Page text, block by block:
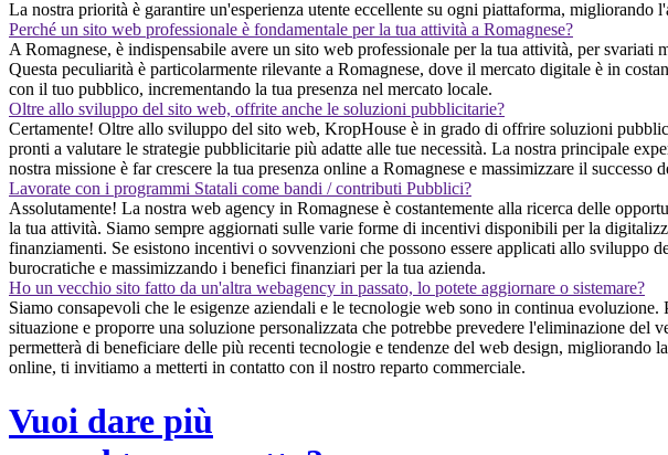
La nostra priorità è garantire un'esperienza utente eccellente su ogni piattaforma,
Perché un sito web professionale è fondamentale per la tua attività a Romagnese?
A Romagnese, è indispensabile avere un sito web professionale per la tua attività, per
Questa peculiarità è particolarmente rilevante a Romagnese, dove il mercato digitale è in
con il tuo pubblico, incrementando la tua presenza nel mercato locale.
Oltre allo sviluppo del sito web, offrite anche le soluzioni pubblicitarie?
Certamente! Oltre allo sviluppo del sito web, KropHouse è in grado di offrire soluzioni
pronti a valutare le strategie pubblicitarie più adatte alle tue necessità. La nostra principale
nostra missione è far crescere la tua presenza online a Romagnese e massimizzare il successo
Lavorate con i programmi Statali come bandi / contributi Pubblici?
Assolutamente! La nostra web agency in Romagnese è costantemente alla ricerca delle
la tua attività. Siamo sempre aggiornati sulle varie forme di incentivi disponibili per la
finanziamenti. Se esistono incentivi o sovvenzioni che possono essere applicati allo
burocratiche e massimizzando i benefici finanziari per la tua azienda.
Ho un vecchio sito fatto da un'altra webagency in passato, lo potete aggiornare o sistemare?
Siamo consapevoli che le esigenze aziendali e le tecnologie web sono in continua
situazione e proporre una soluzione personalizzata che potrebbe prevedere l'eliminazione
permetterà di beneficiare delle più recenti tecnologie e tendenze del web design,
online, ti invitiamo a metterti in contatto con il nostro reparto commerciale.
Vuoi dare più